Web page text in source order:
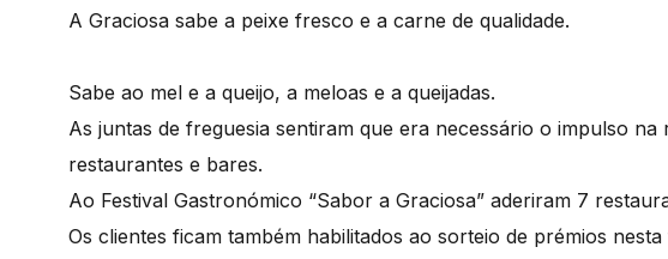
A Graciosa sabe a peixe fresco e a carne de qualidade.
Sabe ao mel e a queijo, a meloas e a queijadas.
As juntas de freguesia sentiram que era necessário o impulso
restaurantes e bares.
Ao Festival Gastronómico “Sabor a Graciosa” aderiram 7
Os clientes ficam também habilitados ao sorteio de prémios